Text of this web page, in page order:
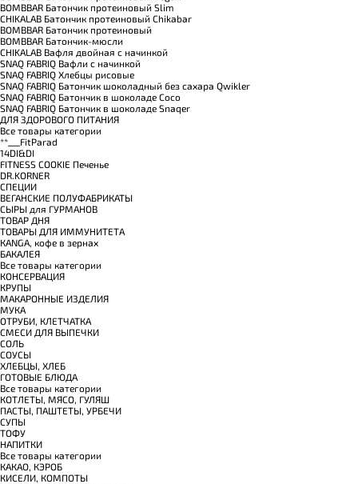
BOMBBAR Батончик протеиновый Slim
CHIKALAB Батончик протеиновый Chikabar
BOMBBAR Батончик протеиновый
BOMBBAR Батончик-мюсли
CHIKALAB Вафля двойная с начинкой
SNAQ FABRIQ Вафли с начинкой
SNAQ FABRIQ Хлебцы рисовые
SNAQ FABRIQ Батончик шоколадный без сахара Qwikler
SNAQ FABRIQ Батончик в шоколаде Coco
SNAQ FABRIQ Батончик в шоколаде Snaqer
ДЛЯ ЗДОРОВОГО ПИТАНИЯ
Все товары категории
**___FitParad
14DI&DI
FITNESS COOKIE Печенье
DR.KORNER
СПЕЦИИ
ВЕГАНСКИЕ ПОЛУФАБРИКАТЫ
СЫРЫ для ГУРМАНОВ
TОВАР ДНЯ
TОВАРЫ ДЛЯ ИММУНИТЕТА
КANGA, кофе в зернах
БАКАЛЕЯ
Все товары категории
КОНСЕРВАЦИЯ
КРУПЫ
МАКАРОННЫЕ ИЗДЕЛИЯ
МУКА
ОТРУБИ, КЛЕТЧАТКА
СМЕСИ ДЛЯ ВЫПЕЧКИ
СОЛЬ
СОУСЫ
ХЛЕБЦЫ, ХЛЕБ
ГОТОВЫЕ БЛЮДА
Все товары категории
КОТЛЕТЫ, МЯСО, ГУЛЯШ
ПАСТЫ, ПАШТЕТЫ, УРБЕЧИ
СУПЫ
ТОФУ
НАПИТКИ
Все товары категории
КАКАО, КЭРОБ
КИСЕЛИ, КОМПОТЫ